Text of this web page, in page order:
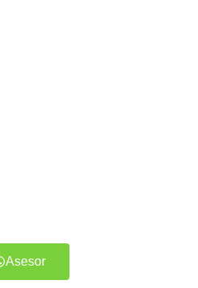
Asesor